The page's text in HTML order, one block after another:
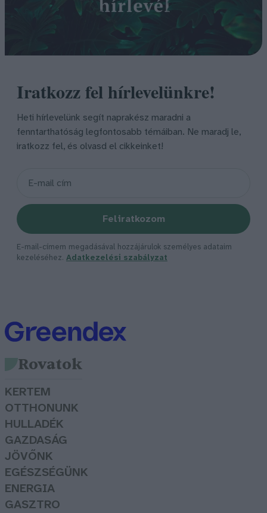
Iratkozz fel hírlevelünkre!
Heti hírlevelünk segít naprakész maradni a
fenntarthatóság legfontosabb témáiban. Ne maradj le,
iratkozz fel, és olvasd el cikkeinket!
Feliratkozom
E-mail-címem megadásával hozzájárulok személyes adataim
kezeléséhez. Adatkezelési szabályzat
Rovatok
KERTEM
OTTHONUNK
HULLADÉK
GAZDASÁG
JÖVŐNK
EGÉSZSÉGÜNK
ENERGIA
GASZTRO